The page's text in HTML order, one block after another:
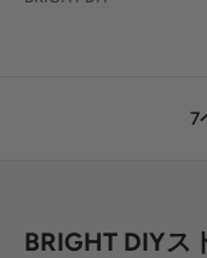
7
BRIGHT DIY